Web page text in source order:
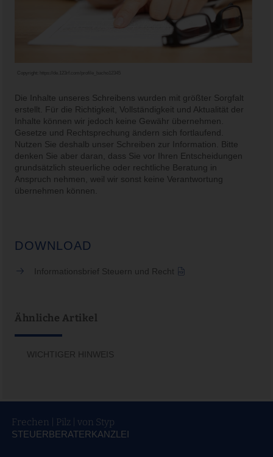
Copyright:
Die Inhalte unseres Schreibens wurden mit größter Sorgfalt
erstellt. Für die Richtigkeit, Vollständigkeit und Aktualität der
Inhalte können wir jedoch keine Gewähr übernehmen.
Gesetze und Rechtsprechung ändern sich fortlaufend.
Nutzen Sie deshalb unser Schreiben zur Information. Bitte
denken Sie aber daran, dass Sie vor Ihren Entscheidungen
grundsätzlich steuerliche oder rechtliche Beratung in
Anspruch nehmen, weil wir sonst keine Verantwortung
übernehmen können.
DOWNLOAD
Informationsbrief Steuern und Recht
Ähnliche Artikel
WICHTIGER HINWEIS
Frechen | Pilz | von Styp
STEUERBERATERKANZLEI